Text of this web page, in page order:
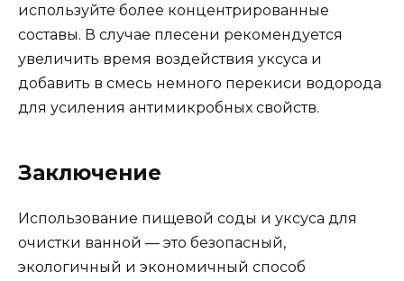
используйте более концентрированные
составы. В случае плесени рекомендуется
увеличить время воздействия уксуса и
добавить в смесь немного перекиси водорода
для усиления антимикробных свойств.
Заключение
Использование пищевой соды и уксуса для
очистки ванной — это безопасный,
экологичный и экономичный способ